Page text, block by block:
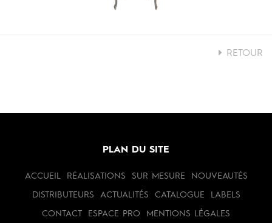
RETOUR
PLAN DU SITE
ACCUEIL RÉALISATIONS SUR MESURE NOUVEAUTÉS
DISTRIBUTEURS ACTUALITÉS CATALOGUE LABELS
CONTACT ESPACE PRO MENTIONS LÉGALES